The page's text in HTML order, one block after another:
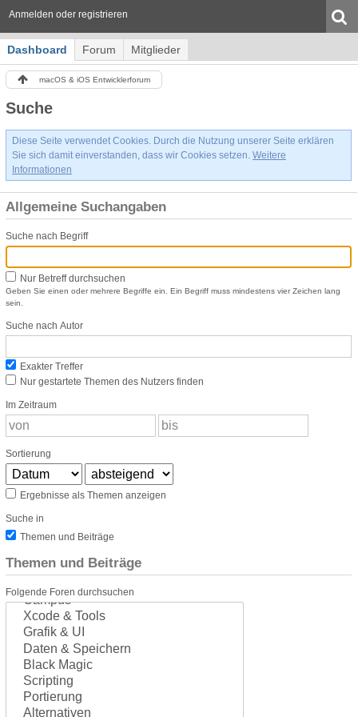
Anmelden oder registrieren
Dashboard Forum Mitglieder
macOS & iOS Entwicklerforum
Suche
Diese Seite verwendet Cookies. Durch die Nutzung unserer Seite erklären
Sie sich damit einverstanden, dass wir Cookies setzen. Weitere
Informationen
Allgemeine Suchangaben
Suche nach Begriff
Nur Betreff durchsuchen
Geben Sie einen oder mehrere Begriffe ein. Ein Begriff muss mindestens vier Zeichen lang
sein.
Suche nach Autor
Exakter Treffer
Nur gestartete Themen des Nutzers finden
Im Zeitraum
Sortierung
Ergebnisse als Themen anzeigen
Suche in
Themen und Beiträge
Themen und Beiträge
Folgende Foren durchsuchen